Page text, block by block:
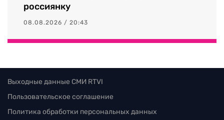
россиянку
08.08.2026 / 20:43
Выходные данные СМИ RTVI
Пользовательское соглашение
Политика обработки персональных данных